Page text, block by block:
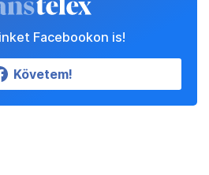
Facebookon is!
Követem!